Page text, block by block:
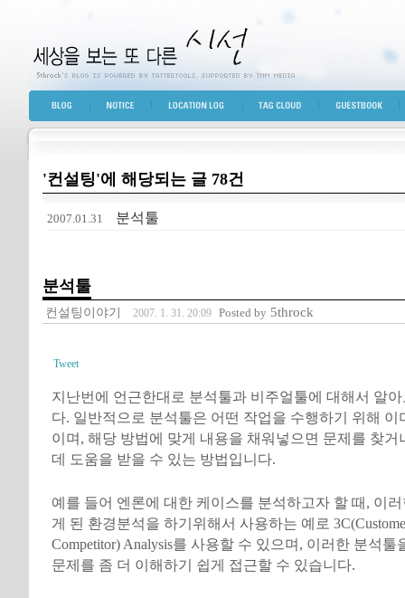
세상을 보는 또 다른 시선
BLOG TOP NOTICE LOCATION LOG TAG CLOUD GUESTBOOK
'컨설팅'에 해당되는 글 78건
2007.01.31 분석툴
분석툴
컨설팅이야기 2007. 1. 31. 20:09 Posted by 5throck
Tweet
지난번에 언근한대로 분석툴과 비주얼툴에 대해서 알
다. 일반적으로 분석툴은 어떤 작업을 수행하기 위해 이
이며, 해당 방법에 맞게 내용을 채워넣으면 문제를 찾거
데 도움을 받을 수 있는 방법입니다.
예를 들어 엔론에 대한 케이스를 분석하고자 할 때, 이
게 된 환경분석을 하기위해서 사용하는 예로
Competitor) Analysis를 사용할 수 있으며, 이러한 분석툴
문제를 좀 더 이해하기 쉽게 접근할 수 있습니다.